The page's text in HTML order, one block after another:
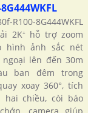
R100-8G444WKFL
2K⁺ hỗ trợ zoom
hình ảnh sắc nét
lên đến 30m
ban đêm trong
xoay 360°, tích
hai chiều, còi báo